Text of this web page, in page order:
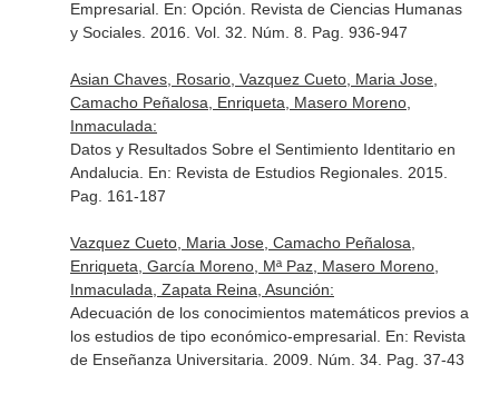
Empresarial. En: Opción. Revista de Ciencias Humanas
y Sociales. 2016. Vol. 32. Núm. 8. Pag. 936-947
Asian Chaves, Rosario, Vazquez Cueto, Maria Jose,
Camacho Peñalosa, Enriqueta, Masero Moreno,
Inmaculada:
Datos y Resultados Sobre el Sentimiento Identitario en
Andalucia. En: Revista de Estudios Regionales. 2015.
Pag. 161-187
Vazquez Cueto, Maria Jose, Camacho Peñalosa,
Enriqueta, García Moreno, Mª Paz, Masero Moreno,
Inmaculada, Zapata Reina, Asunción:
Adecuación de los conocimientos matemáticos previos a
los estudios de tipo económico-empresarial. En: Revista
de Enseñanza Universitaria . 2009. Núm. 34. Pag. 37-43